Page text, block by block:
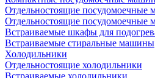
Отдельностоящие посудомоечные
Отдельностоящие посудомоечные
Встраиваемые шкафы для
Встраиваемые стиральные машины
Холодильники
Отдельностоящие холодильники
Встраиваемые холодильники